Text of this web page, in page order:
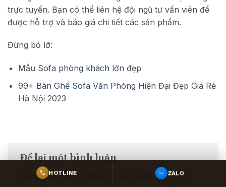
trực tuyến. Bạn có thể liên hệ đội ngũ tư vấn viên để
được hỗ trợ và báo giá chi tiết các sản phẩm.
Đừng bỏ lỡ:
Mẫu Sofa phòng khách lớn đẹp
99+ Bàn Ghế Sofa Văn Phòng Hiện Đại Đẹp Giá Rẻ
Hà Nội 2023
Để lại một bình luận
Email của bạn sẽ không được hiển thị công
HOTLINE ZALO